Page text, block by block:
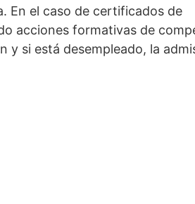
En el caso de certificados de
acciones formativas de
y si está desempleado, la